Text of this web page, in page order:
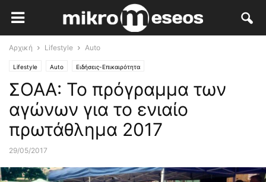
Αρχική Lifestyle Auto
Lifestyle Auto Ειδήσεις-Επικαιρότητα
ΣΟΑΑ: Το πρόγραμμα των
αγώνων για το ενιαίο
πρωτάθλημα 2017
29/05/2017